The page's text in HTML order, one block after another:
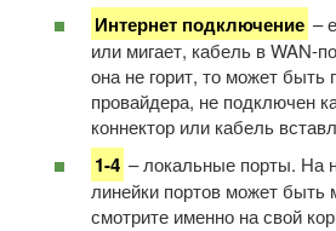
Интернет подключение –
или мигает, кабель в WAN-
она не горит, то может быть
провайдера, не подключен
коннектор или кабель
1-4 – локальные порты. На
линейки портов может быть
смотрите именно на свой